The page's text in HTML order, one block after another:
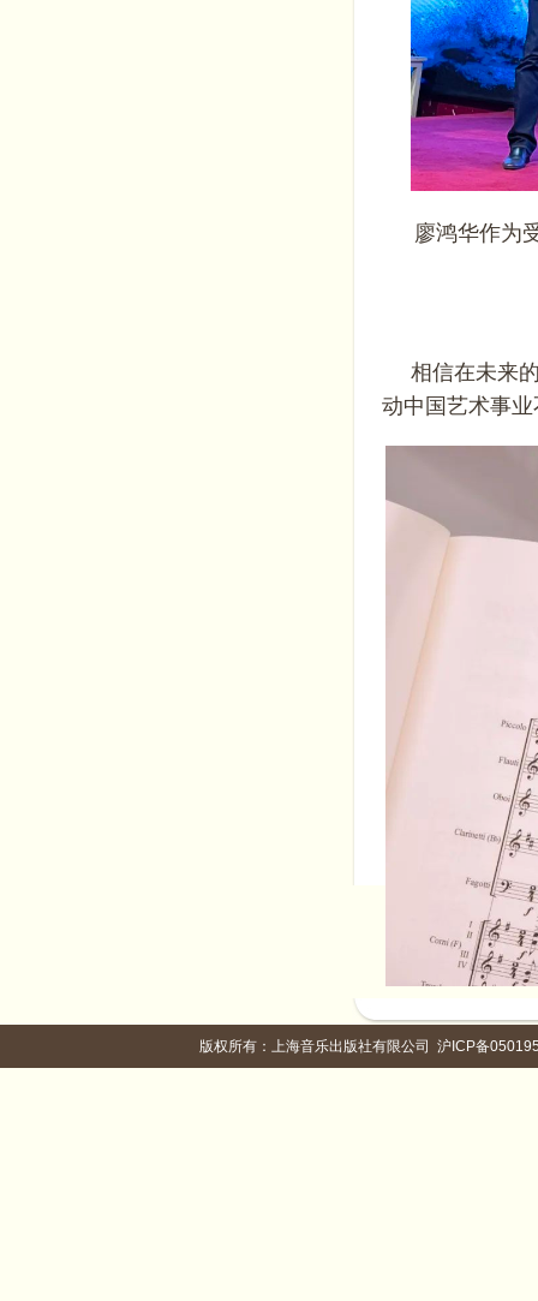
廖鸿华作为
相信在未来
动中国艺术事
版权所有：上海音乐出版社有限公司 沪ICP备